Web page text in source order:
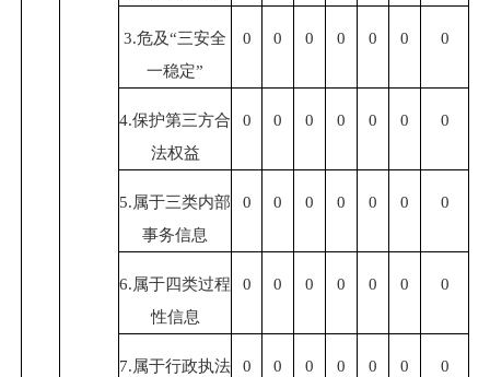
3.危及“三安全
一稳定”
0 0 0 0 0 0 0
4.保护第三方合
法权益
0 0 0 0 0 0 0
5.属于三类内部
事务信息
0 0 0 0 0 0 0
6.属于四类过程
性信息
0 0 0 0 0 0 0
7.属于行政执法
0 0 0 0 0 0 0